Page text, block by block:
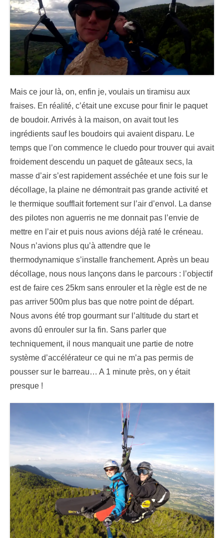
Mais ce jour là, on, enfin je, voulais un tiramisu aux
fraises. En réalité, c’était une excuse pour finir le paquet
de boudoir. Arrivés à la maison, on avait tout les
ingrédients sauf les boudoirs qui avaient disparu. Le
temps que l’on commence le cluedo pour trouver qui avait
froidement descendu un paquet de gâteaux secs, la
masse d’air s’est rapidement asséchée et une fois sur le
décollage, la plaine ne démontrait pas grande activité et
le thermique soufflait fortement sur l’air d’envol. La danse
des pilotes non aguerris ne me donnait pas l’envie de
mettre en l’air et puis nous avions déjà raté le créneau.
Nous n’avions plus qu’à attendre que le
thermodynamique s’installe franchement. Après un beau
décollage, nous nous lançons dans le parcours : l’objectif
est de faire ces 25km sans enrouler et la règle est de ne
pas arriver 500m plus bas que notre point de départ.
Nous avons été trop gourmant sur l’altitude du start et
avons dû enrouler sur la fin. Sans parler que
techniquement, il nous manquait une partie de notre
système d’accélérateur ce qui ne m’a pas permis de
pousser sur le barreau… A 1 minute près, on y était
presque !